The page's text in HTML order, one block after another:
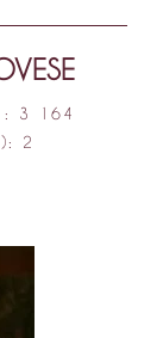
: 3 164
2